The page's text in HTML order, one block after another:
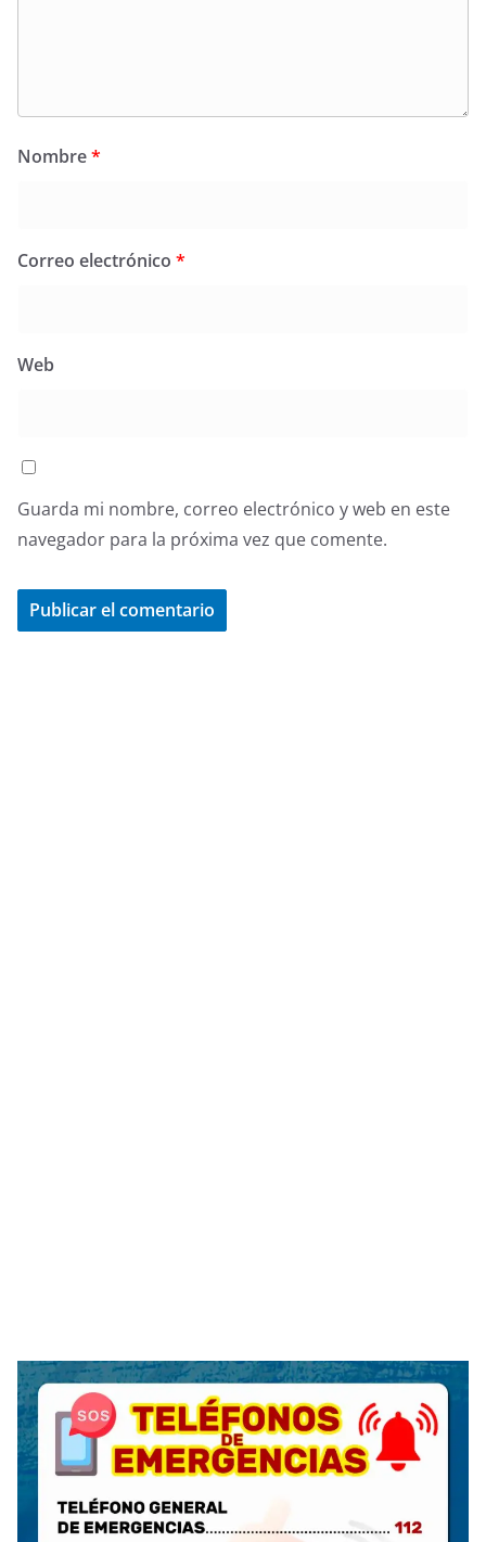
Nombre*
Correo electrónico *
Web
Guarda mi nombre, correo electrónico y web en este
navegador para la próxima vez que comente.